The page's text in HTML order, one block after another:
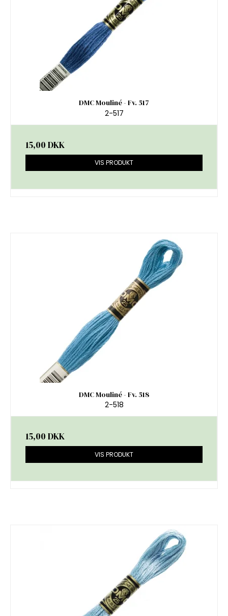
DMC Mouliné - Fv. 517
2-517
15,00 DKK
VIS PRODUKT
DMC Mouliné - Fv. 518
2-518
15,00 DKK
VIS PRODUKT